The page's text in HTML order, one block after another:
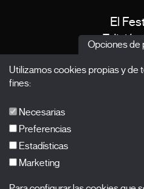
El
Edición
Opciones de
Utilizamos cookies propias y de
fines:
Necesarias
Preferencias
Estadísticas
Marketing